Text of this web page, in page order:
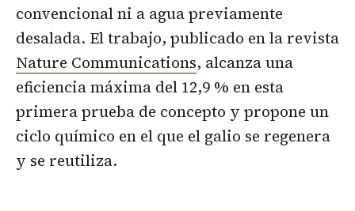
convencional ni a agua previamente
desalada. El trabajo, publicado en la revista
Nature Communications, alcanza una
eficiencia máxima del 12,9 % en esta
primera prueba de concepto y propone un
ciclo químico en el que el galio se regenera
y se reutiliza.